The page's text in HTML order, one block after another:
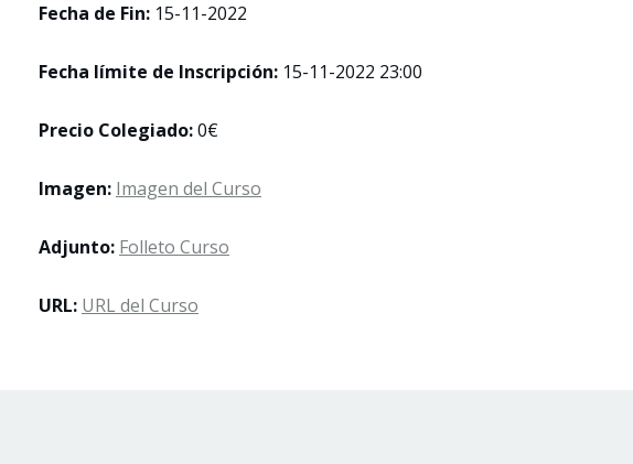
Fecha de Fin: 15-11-2022
Fecha límite de Inscripción: 15-11-2022 23:00
Precio Colegiado:0€
Imagen: Imagen del Curso
Adjunto: Folleto Curso
URL: URL del Curso